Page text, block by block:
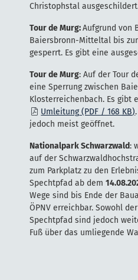
Christophstal
Tour de Murg:Aufgrund von
Baiersbronn-Mitteltal bis
gesperrt. Es gibt eine
Tour de Murg: Auf der Tour
eine Sperrung zwischen
Klosterreichenbach. Es gibt
Umleitung(PDF / 168 KB)
jedoch meist geöffnet.
Nationalpark Schwarzwald:
auf der
zum Parkplatz zu den
Spechtpfad ab dem
Wege sind bis Ende der
ÖPNV erreichbar. Sowohl
Spechtpfad sind jedoch
Fuß über das umliegende